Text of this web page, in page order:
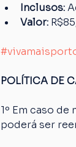
Inclusos:
Valor:
POLÍTICA DE
1º Em caso
poderá ser